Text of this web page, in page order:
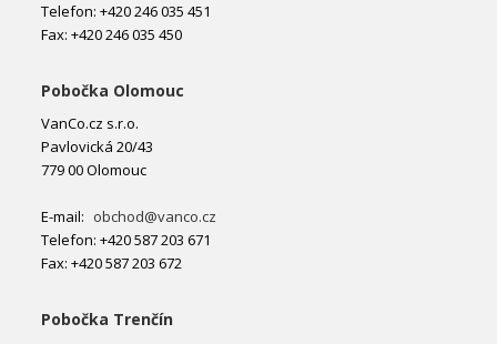
Telefon: +420 246 035 451
Fax: +420 246 035 450
Pobočka Olomouc
VanCo.cz s.r.o.
Pavlovická 20/43
779 00 Olomouc
E-mail: obchod@vanco.cz
Telefon: +420 587 203 671
Fax: +420 587 203 672
Pobočka Trenčín